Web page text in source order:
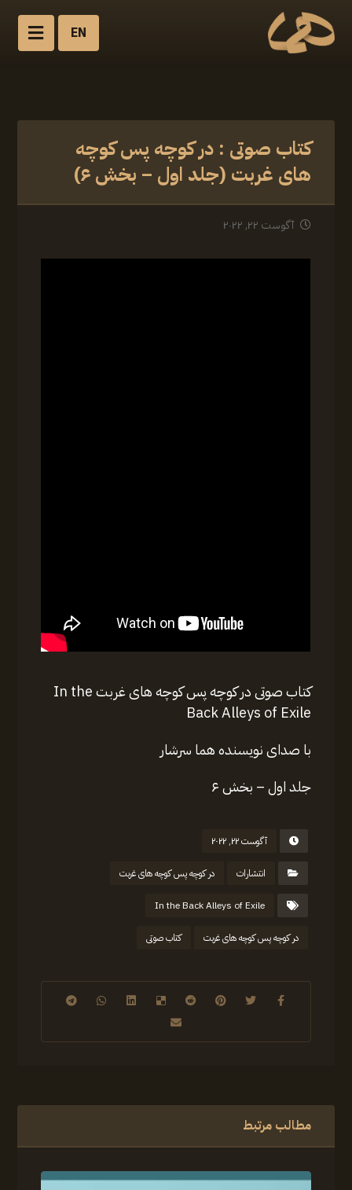
EN
کتاب صوتی : در کوچه پس کوچه
های غربت (جلد اول – بخش ۶)
آگوست ۲۲, ۲۰۲۲
کتاب صوتی در کوچه پس کوچه های غربت In the
Back Alleys of Exile
با صدای نویسنده هما سرشار
جلد اول – بخش ۶
آگوست ۲۲, ۲۰۲۲
انتشارات در کوچه پس کوچه های غربت
In the Back Alleys of Exile
در کوچه پس کوچه های غربت کتاب صوتی
مطالب مرتبط